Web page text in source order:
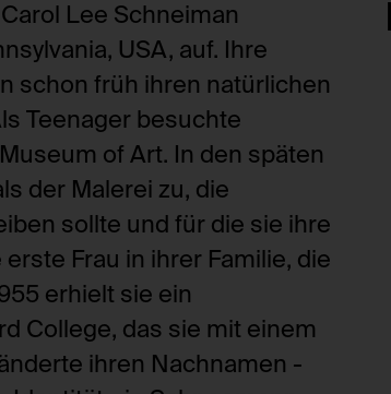
Lee Schneiman
USA, auf. Ihre
schon früh ihren natürlichen
Teenager besuchte
of Art. In den späten
der Malerei zu, die
sollte und für die sie ihre
Frau in ihrer Familie, die
erhielt sie ein
College, das sie mit einem
ihren Nachnamen -